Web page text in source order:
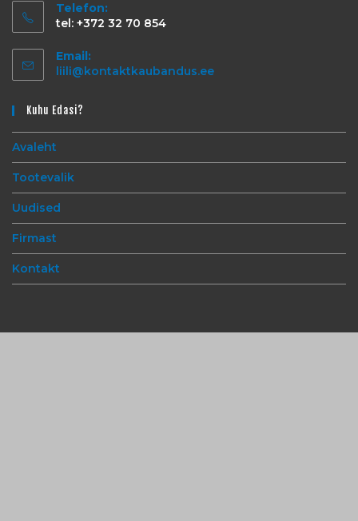
Telefon:
tel: +372 32 70 854
Email:
liili@kontaktkaubandus.ee
Kuhu Edasi?
Avaleht
Tootevalik
Uudised
Firmast
Kontakt